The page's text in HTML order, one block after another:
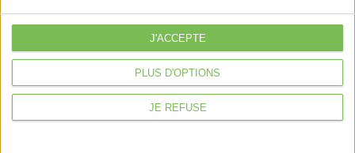
PLUS D'OPTIONS
JE REFUSE
J'ACCEPTE
Je sécurise mon activité
Violette la comptable
Déclaration Impôt sur le Revenu
Loueur en Meublé